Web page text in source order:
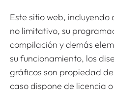
Este sitio web,
no limitativo, su
compilación y demás
su funcionamiento, los
gráficos son propiedad del
caso dispone de licencia